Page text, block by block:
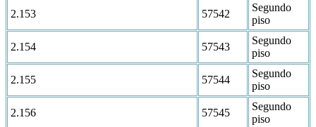
2.153 57542
Segundo
piso
2.154 57543
Segundo
piso
2.155 57544
Segundo
piso
2.156 57545
Segundo
piso